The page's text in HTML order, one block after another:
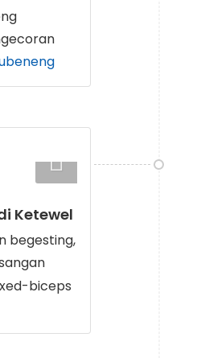
Ketewel
begesting,